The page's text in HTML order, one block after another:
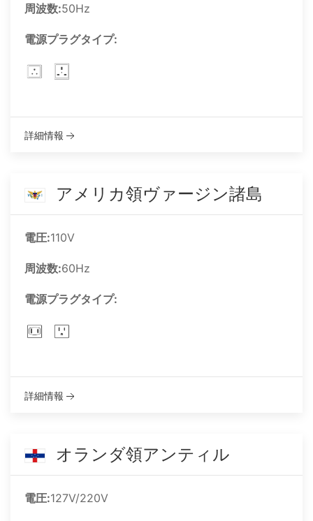
周波数:50Hz
電源プラグタイプ:
詳細情報
アメリカ領ヴァージン諸島
電圧:110V
周波数:60Hz
電源プラグタイプ:
詳細情報
オランダ領アンティル
電圧:127V/220V